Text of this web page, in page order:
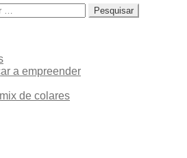
a empreender
de colares